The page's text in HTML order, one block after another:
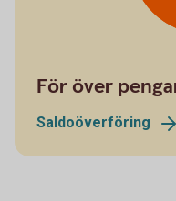
För över
Saldoöverföring